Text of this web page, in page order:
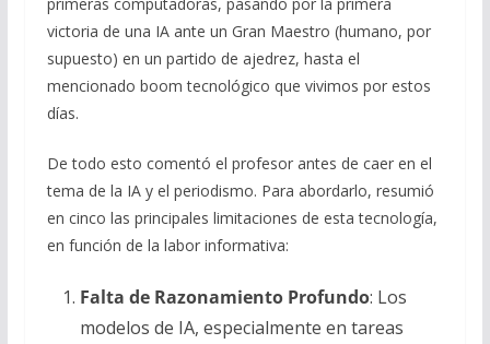
victoria de una IA ante un Gran Maestro (humano, por
supuesto) en un partido de ajedrez, hasta el
mencionado boom tecnológico que vivimos por estos
días.
De todo esto comentó el profesor antes de caer en el
tema de la IA y el periodismo. Para abordarlo, resumió
en cinco las principales limitaciones de esta tecnología,
en función de la labor informativa:
Falta de Razonamiento Profundo: Los
modelos de IA, especialmente en tareas